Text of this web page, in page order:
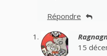
Répondre
15